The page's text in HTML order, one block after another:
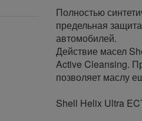
Полностью
предельная
автомобилей.
Действие масел
Active Cleansing.
позволяет маслу
Shell Helix Ultra